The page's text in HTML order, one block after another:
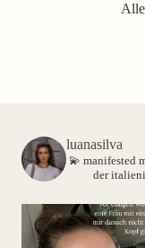
luanasilva
💫 manifested
der